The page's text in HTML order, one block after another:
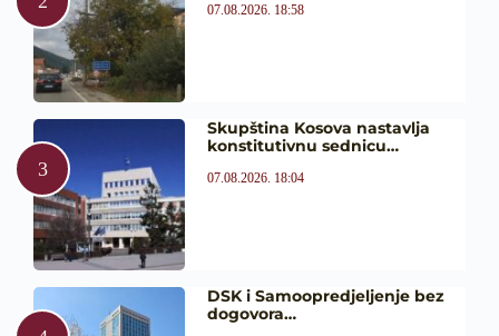
07.08.2026. 18:58
Skupština Kosova nastavlja
konstitutivnu sednicu…
07.08.2026. 18:04
DSK i Samoopredjeljenje bez
dogovora…